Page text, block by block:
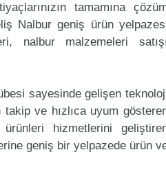
tamamına
Nalbur geniş ürün
nalbur malzemeleri
sayesinde gelişen
ve hızlıca uyum
hizmetlerini
geniş bir yelpazede ürün